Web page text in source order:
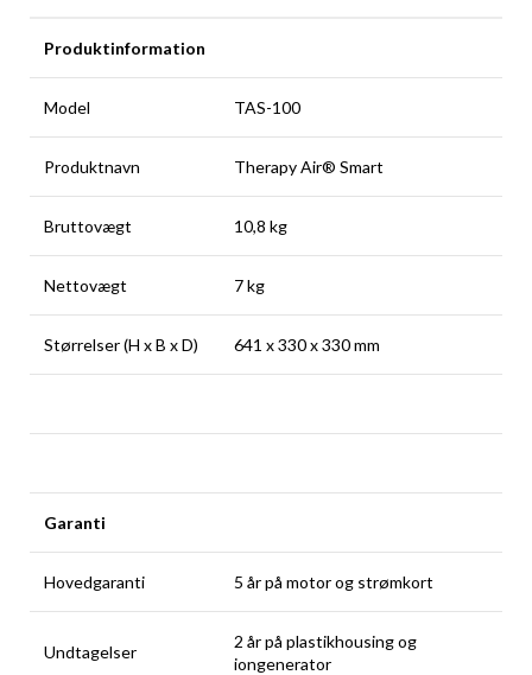
Produktinformation
Model TAS-100
Produktnavn Therapy Air® Smart
Bruttovægt 10,8 kg
Nettovægt 7 kg
Størrelser (H x B x D) 641 x 330 x 330 mm
Garanti
Hovedgaranti 5 år på motor og strømkort
Undtagelser
2 år på plastikhousing og
iongenerator